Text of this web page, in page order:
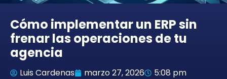
Cómo implementar un ERP sin
frenar las operaciones de tu
agencia
Luis Cardenas marzo 27, 2026 5:08 pm